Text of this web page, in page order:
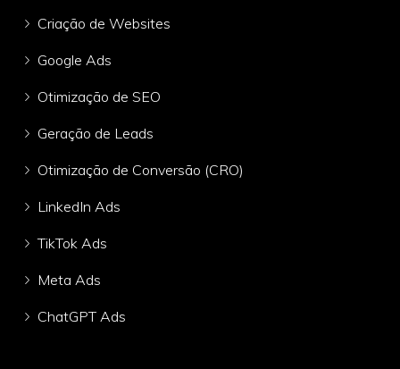
Criação de Websites
Google Ads
Otimização de SEO
Geração de Leads
Otimização de Conversão (CRO)
LinkedIn Ads
TikTok Ads
Meta Ads
ChatGPT Ads